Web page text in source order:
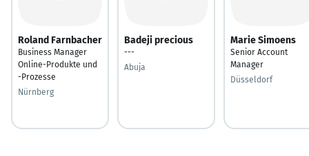
Roland Farnbacher
Business Manager
Online-Produkte und
-Prozesse
Nürnberg
Badeji precious
---
Abuja
Marie Simoens
Senior Account
Manager
Düsseldorf